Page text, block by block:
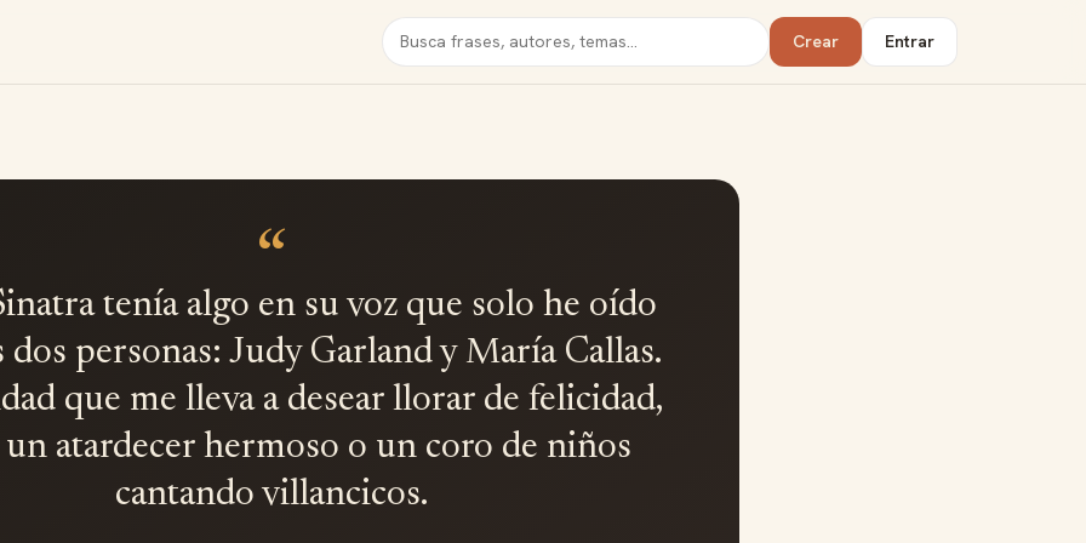
Buscar Crear Entrar
“
tenía algo en su voz que solo he oído
dos personas: Judy Garland y María Callas.
que me lleva a desear llorar de felicidad,
atardecer hermoso o un coro de niños
cantando villancicos.